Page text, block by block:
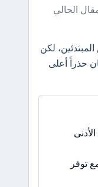
الحالي
لكن
حذراً أعلى
توفر